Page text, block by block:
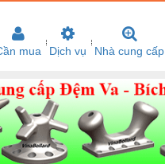
mua Dịch vụ Nhà cung cấp